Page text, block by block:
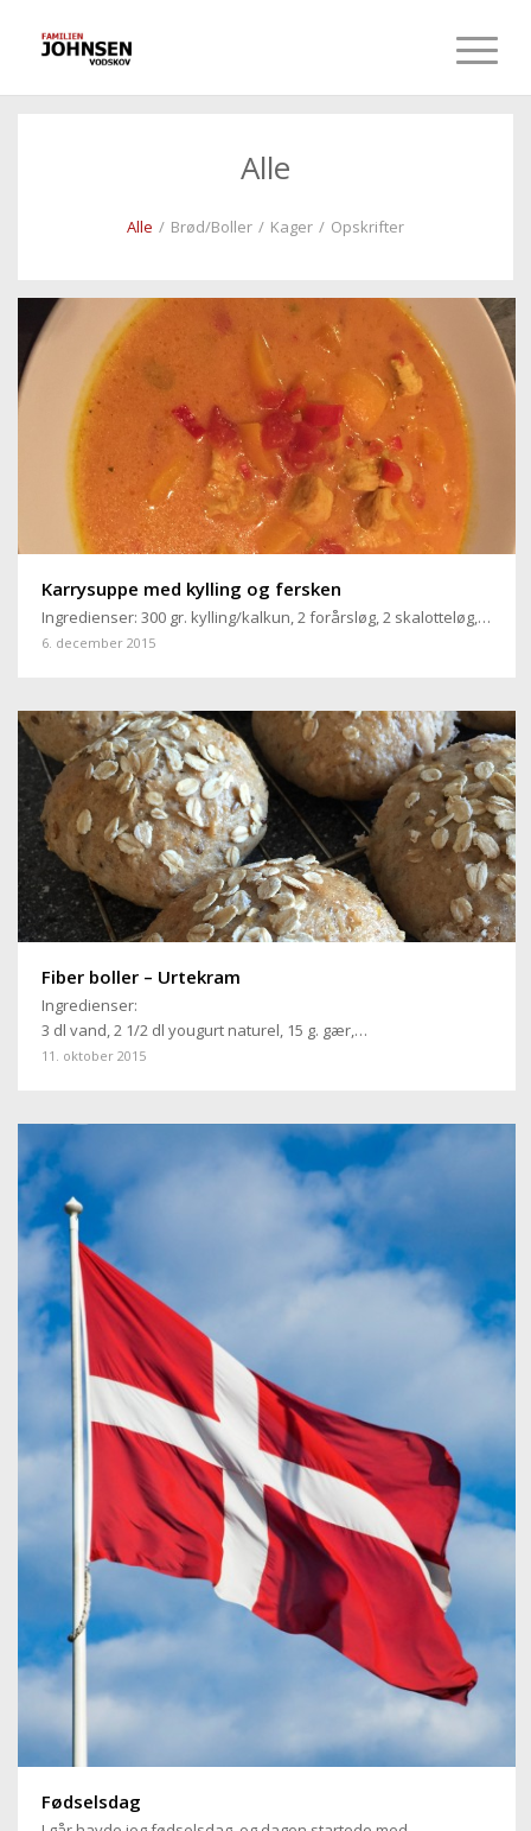
Alle
Alle / Brød/Boller / Kager / Opskrifter
Karrysuppe med kylling og fersken
Ingredienser: 300 gr. kylling/kalkun, 2 forårsløg, 2 skalotteløg,…
6. december 2015
Fiber boller – Urtekram
Ingredienser:
3 dl vand, 2 1/2 dl yougurt naturel, 15 g. gær,…
11. oktober 2015
Fødselsdag